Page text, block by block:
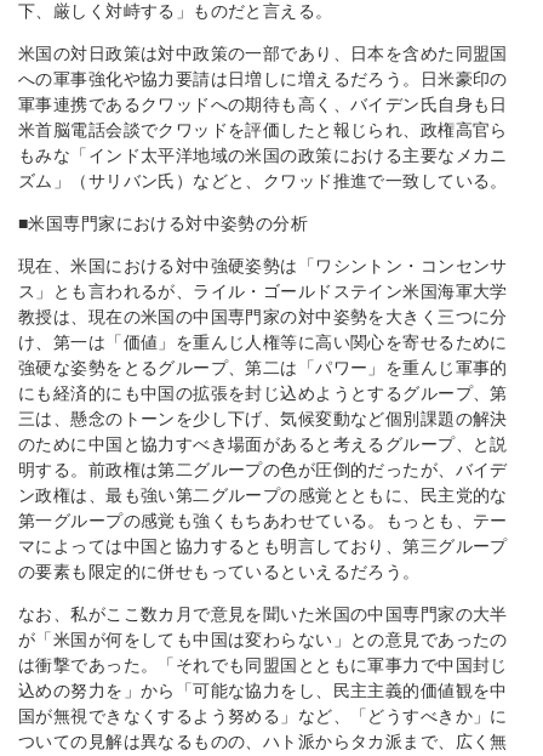
下、厳しく対峙する」ものだと言える。
米国の対日政策は対中政策の一部であり、日本を含めた同盟国
への軍事強化や協力要請は日増しに増えるだろう。日米豪印の
軍事連携であるクワッドへの期待も高く、バイデン氏自身も日
米首脳電話会談でクワッドを評価したと報じられ、政権高官ら
もみな「インド太平洋地域の米国の政策における主要なメカニ
ズム」（サリバン氏）などと、クワッド推進で一致している。
■米国専門家における対中姿勢の分析
現在、米国における対中強硬姿勢は「ワシントン・コンセンサ
ス」とも言われるが、ライル・ゴールドステイン米国海軍大学
教授は、現在の米国の中国専門家の対中姿勢を大きく三つに分
け、第一は「価値」を重んじ人権等に高い関心を寄せるために
強硬な姿勢をとるグループ、第二は「パワー」を重んじ軍事的
にも経済的にも中国の拡張を封じ込めようとするグループ、第
三は、懸念のトーンを少し下げ、気候変動など個別課題の解決
のために中国と協力すべき場面があると考えるグループ、と説
明する。前政権は第二グループの色が圧倒的だったが、バイデ
ン政権は、最も強い第二グループの感覚とともに、民主党的な
第一グループの感覚も強くもちあわせている。もっとも、テー
マによっては中国と協力するとも明言しており、第三グループ
の要素も限定的に併せもっているといえるだろう。
なお、私がここ数カ月で意見を聞いた米国の中国専門家の大半
が「米国が何をしても中国は変わらない」との意見であったの
は衝撃であった。「それでも同盟国とともに軍事力で中国封じ
込めの努力を」から「可能な協力をし、民主主義的価値観を中
国が無視できなくするよう努める」など、「どうすべきか」に
ついての見解は異なるものの、ハト派からタカ派まで、広く無